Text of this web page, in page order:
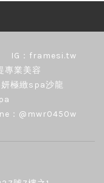
IG：framesi.tw
專業美容
極緻spa沙龍
：@mwr0450w